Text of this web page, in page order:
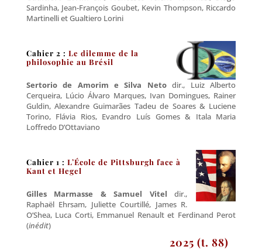
Sardinha, Jean-François Goubet, Kevin Thompson, Riccardo
Martinelli et Gualtiero Lorini
Cahier 2 : Le dilemme de la
philosophie au Brésil
Sertorio de Amorim e Silva Netodir., Luiz Alberto
Cerqueira, Lúcio Álvaro Marques, Ivan Domingues, Rainer
Guldin, Alexandre Guimarães Tadeu de Soares & Luciene
Torino, Flávia Rios, Evandro Luís Gomes & Itala Maria
Loffredo D’Ottaviano
Cahier 1 : L’École de Pittsburgh face à
Kant et Hegel
Gilles Marmasse & Samuel Vitel dir.,
Raphaël Ehrsam, Juliette Courtillé, James R.
O’Shea, Luca Corti, Emmanuel Renault et Ferdinand Perot
(inédit)
2025 (t. 88)